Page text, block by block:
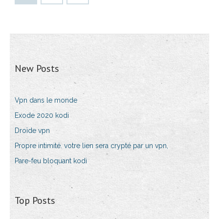
New Posts
Vpn dans le monde
Exode 2020 kodi
Droïde vpn
Propre intimité. votre lien sera crypté par un vpn,
Pare-feu bloquant kodi
Top Posts